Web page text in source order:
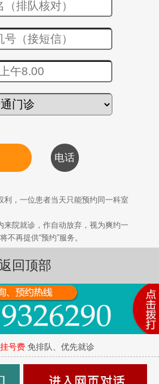
利，一位患者当天只能预约同一科室
来院就诊，作自动放弃，视为爽约一
不再提供“预约”服务。
回顶部
号费 免排队、优先就诊